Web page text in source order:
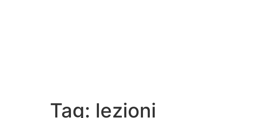
Tag: lezioni